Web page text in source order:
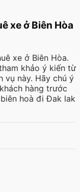
xe ở Biên Hòa
xe ở Biên Hòa.
khảo ý kiến từ
vụ này. Hãy chú ý
hàng trước
hoà đi Đak lak